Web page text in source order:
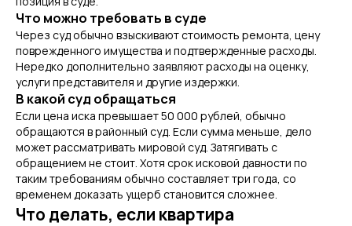
Что можно требовать в суде
Через суд обычно взыскивают стоимость ремонта, цену
поврежденного имущества и подтвержденные расходы.
Нередко дополнительно заявляют расходы на оценку,
услуги представителя и другие издержки.
В какой суд обращаться
Если цена иска превышает 50 000 рублей, обычно
обращаются в районный суд. Если сумма меньше, дело
может рассматривать мировой суд. Затягивать с
обращением не стоит. Хотя срок исковой давности по
таким требованиям обычно составляет три года, со
временем доказать ущерб становится сложнее.
Что делать, если квартира